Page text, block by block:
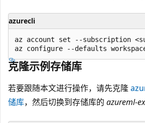
azurecli
az account set --subscription
克隆示例存储库
若要跟随本文进行操作，请先克隆
储库，然后切换到存储库的 azureml-